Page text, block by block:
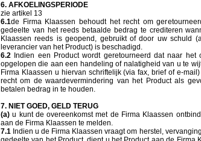
6. AFKOELINGSPERIODE
zie artikel 13
6.1de Firma Klaassen behoudt het recht om
gedeelte van het reeds betaalde bedrag te crediteren
Klaassen reeds is geopend, gebruikt of door uw schuld
leverancier van het Product) is beschadigd.
6.2 Indien een Product wordt geretourneerd dat naar
opgelopen die aan een handeling of nalatigheid van u te
Firma Klaassen u hiervan schriftelijk (via fax, brief of e-
recht om de waardevermindering van het Product als
betalen bedrag in te houden.
7. NIET GOED, GELD TERUG
(a) u kunt de overeenkomst met de Firma Klaassen
aan de Firma Klaassen te melden.
7.1 Indien u de Firma Klaassen vraagt om herstel,